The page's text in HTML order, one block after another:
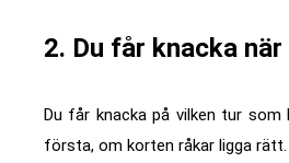
2. Du får knacka
Du får knacka på vilken tur som
första, om korten råkar ligga rätt.